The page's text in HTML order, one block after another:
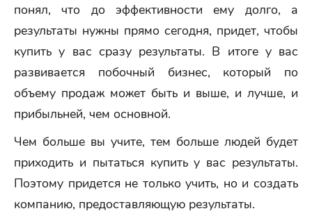
понял, что до эффективности ему долго, а
результаты нужны прямо сегодня, придет, чтобы
купить у вас сразу результаты. В итоге у вас
развивается побочный бизнес, который по
объему продаж может быть и выше, и лучше, и
прибыльней, чем основной.
Чем больше вы учите, тем больше людей будет
приходить и пытаться купить у вас результаты.
Поэтому придется не только учить, но и создать
компанию, предоставляющую результаты.